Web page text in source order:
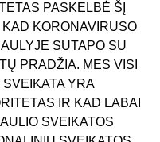
PASKELBĖ ŠĮ
KORONAVIRUSO
SUTAPO SU
PRADŽIA. MES VISI
YRA
IR KAD LABAI
SVEIKATOS